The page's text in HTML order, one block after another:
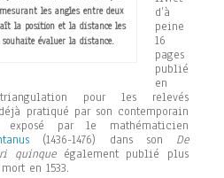
les angles entre deux
la position et la distance les
évaluer la distance.
d’à
peine
16
pages
publié
en
pour les relevés
pratiqué par son contemporain
par le mathématicien
(1436-1476) dans son De
quinqueégalement publié plus
en 1533.